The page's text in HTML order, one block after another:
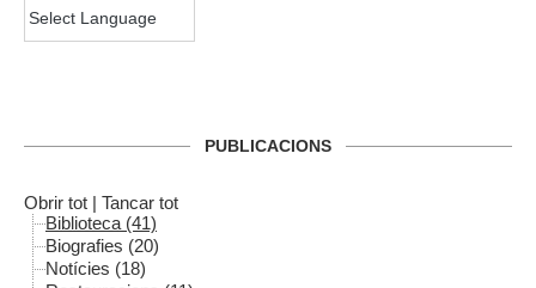
PUBLICACIONS
Obrir tot | Tancar tot
Biblioteca (41)
Biografies (20)
Notícies (18)